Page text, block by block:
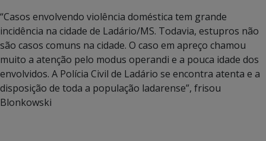
“Casos envolvendo violência doméstica tem grande
incidência na cidade de Ladário/MS. Todavia, estupros não
são casos comuns na cidade. O caso em apreço chamou
muito a atenção pelo modus operandi e a pouca idade dos
envolvidos. A Polícia Civil de Ladário se encontra atenta e a
disposição de toda a população ladarense”, frisou
Blonkowski